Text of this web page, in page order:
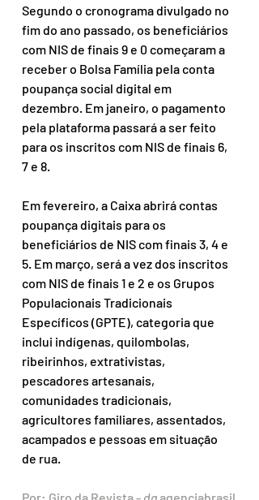
Segundo o cronograma divulgado no
fim do ano passado, os beneficiários
com NIS de finais 9 e 0 começaram a
receber o Bolsa Família pela conta
poupança social digital em
dezembro. Em janeiro, o pagamento
pela plataforma passará a ser feito
para os inscritos com NIS de finais 6,
7 e 8.
Em fevereiro, a Caixa abrirá contas
poupança digitais para os
beneficiários de NIS com finais 3, 4 e
5. Em março, será a vez dos inscritos
com NIS de finais 1 e 2 e os Grupos
Populacionais Tradicionais
Específicos (GPTE), categoria que
inclui indígenas, quilombolas,
ribeirinhos, extrativistas,
pescadores artesanais,
comunidades tradicionais,
agricultores familiares, assentados,
acampados e pessoas em situação
de rua.